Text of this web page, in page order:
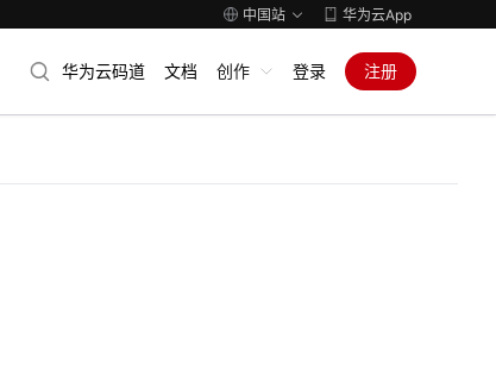
中国站 华为云App
华为云码道 文档 创作 登录 注册